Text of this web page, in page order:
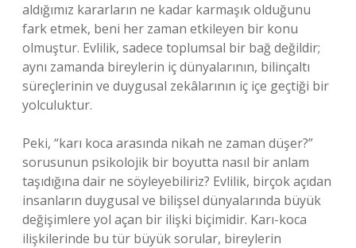
aldığımız kararların ne kadar karmaşık olduğunu
fark etmek, beni her zaman etkileyen bir konu
olmuştur. Evlilik, sadece toplumsal bir bağ değildir;
aynı zamanda bireylerin iç dünyalarının, bilinçaltı
süreçlerinin ve duygusal zekâlarının iç içe geçtiği bir
yolculuktur.
Peki, “karı koca arasında nikah ne zaman düşer?”
sorusunun psikolojik bir boyutta nasıl bir anlam
taşıdığına dair ne söyleyebiliriz? Evlilik, birçok açıdan
insanların duygusal ve bilişsel dünyalarında büyük
değişimlere yol açan bir ilişki biçimidir. Karı-koca
ilişkilerinde bu tür büyük sorular, bireylerin